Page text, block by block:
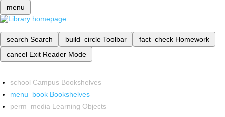
menu
search Search build_circle Toolbar fact_check Homework
cancel Exit Reader Mode
school Campus Bookshelves
menu_book Bookshelves
perm_media Learning Objects